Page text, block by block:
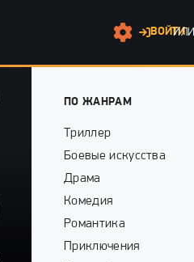
ВОЙТИ
ИЛИ
ПО ЖАНРАМ
Триллер
Боевые искусства
Драма
Комедия
Романтика
Приключения